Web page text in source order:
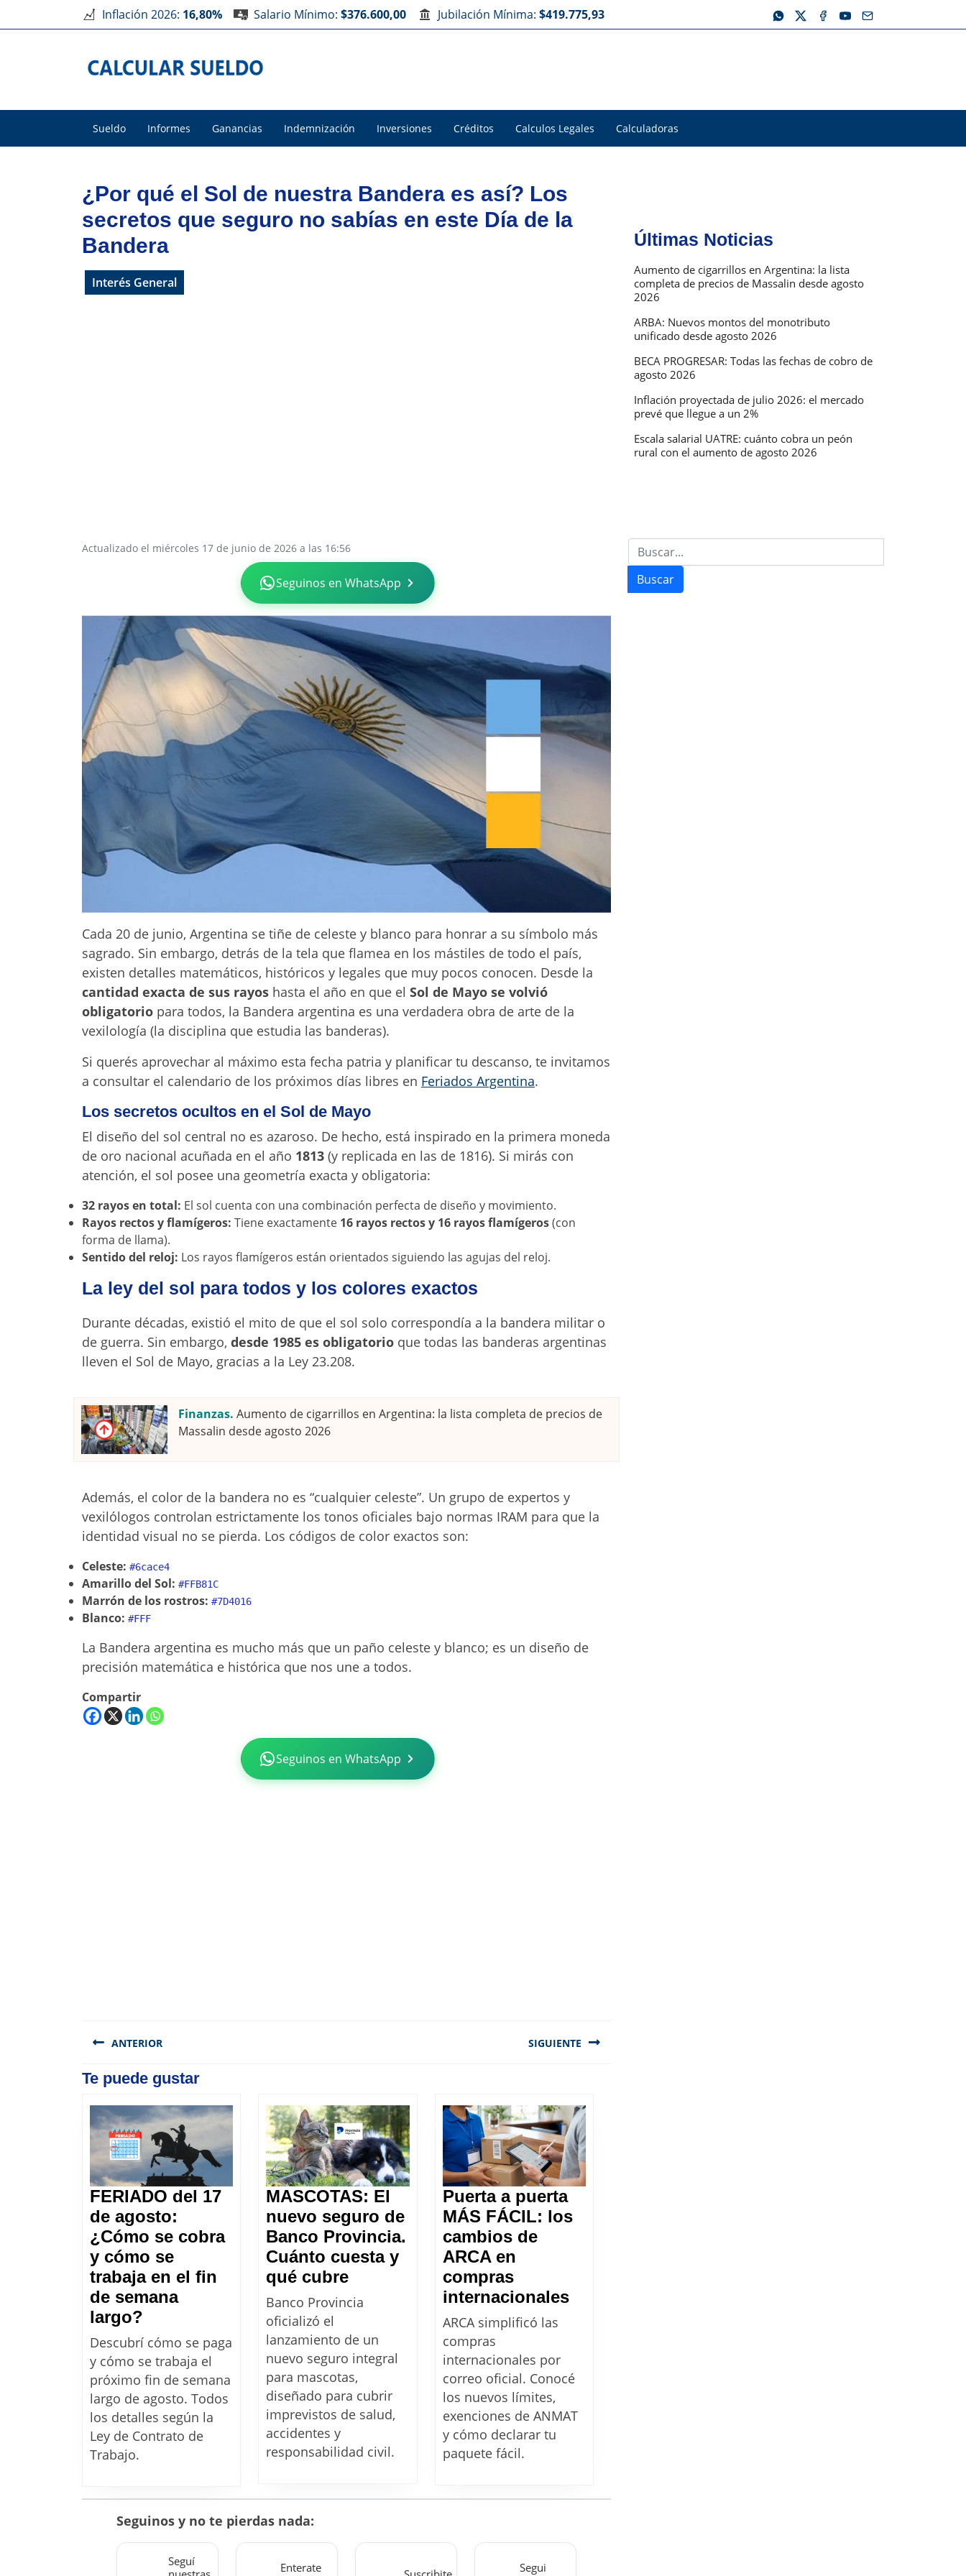
Inflación 2026: 16,80% Salario Mínimo: $376.600,00 Jubilación Mínima: $419.775,93
Sueldo Informes Ganancias Indemnización Inversiones Créditos Calculos Legales Calculadoras
¿Por qué el Sol de nuestra Bandera es así? Los
secretos que seguro no sabías en este Día de la
Bandera
Interés General
Actualizado el miércoles 17 de junio de 2026 a las 16:56
Seguinos en WhatsApp
Cada 20 de junio, Argentina se tiñe de celeste y blanco para honrar a su símbolo más
sagrado. Sin embargo, detrás de la tela que flamea en los mástiles de todo el país,
existen detalles matemáticos, históricos y legales que muy pocos conocen. Desde la
cantidad exacta de sus rayos hasta el año en que el Sol de Mayo se volvió
obligatorio para todos, la Bandera argentina es una verdadera obra de arte de la
vexilología (la disciplina que estudia las banderas).
Si querés aprovechar al máximo esta fecha patria y planificar tu descanso, te invitamos
a consultar el calendario de los próximos días libres en Feriados Argentina.
Los secretos ocultos en el Sol de Mayo
El diseño del sol central no es azaroso. De hecho, está inspirado en la primera moneda
de oro nacional acuñada en el año 1813 (y replicada en las de 1816). Si mirás con
atención, el sol posee una geometría exacta y obligatoria:
32 rayos en total: El sol cuenta con una combinación perfecta de diseño y movimiento.
Rayos rectos y flamígeros: Tiene exactamente 16 rayos rectos y 16 rayos flamígeros(con
forma de llama).
Sentido del reloj: Los rayos flamígeros están orientados siguiendo las agujas del reloj.
La ley del sol para todos y los colores exactos
Durante décadas, existió el mito de que el sol solo correspondía a la bandera militar o
de guerra. Sin embargo, desde 1985 es obligatorio que todas las banderas argentinas
lleven el Sol de Mayo, gracias a la Ley 23.208.
Finanzas. Aumento de cigarrillos en Argentina: la lista completa de precios de
Massalin desde agosto 2026
Además, el color de la bandera no es “cualquier celeste”. Un grupo de expertos y
vexilólogos controlan estrictamente los tonos oficiales bajo normas IRAM para que la
identidad visual no se pierda. Los códigos de color exactos son:
Celeste: #6cace4
Amarillo del Sol: #FFB81C
Marrón de los rostros: #7D4016
Blanco: #FFF
La Bandera argentina es mucho más que un paño celeste y blanco; es un diseño de
precisión matemática e histórica que nos une a todos.
Compartir
Seguinos en WhatsApp
de
ANTERIOR
Previous
SIGUIENTE
Te puede gustar
FERIADO del 17
de agosto:
¿Cómo se cobra
y cómo se
trabaja en el fin
de semana
largo?
del
17
de
agosto:
¿Cómo
se
cómo
se
trabaja
Descubrí cómo se paga
y cómo se trabaja el
próximo fin de semana
largo de agosto. Todos
los detalles según la
Ley de Contrato de
Trabajo.
MASCOTAS: El
nuevo seguro de
Banco Provincia.
Cuánto cuesta y
qué cubreMASCOTAS:
El
seguro
de
Banco
Provincia.
Cuánto
y
cubre
Banco Provincia
oficializó el
lanzamiento de un
nuevo seguro integral
para mascotas,
diseñado para cubrir
imprevistos de salud,
accidentes y
responsabilidad civil.
Puerta a puerta
MÁS FÁCIL: los
cambios de
ARCA en
compras
internacionalesPuerta
FÁCIL:
cambios
compras
ARCA simplificó las
compras
internacionales por
correo oficial. Conocé
los nuevos límites,
exenciones de ANMAT
y cómo declarar tu
paquete fácil.
Seguinos y no te pierdas nada:
Seguí
Enterate
Segui
Últimas Noticias
Aumento de cigarrillos en Argentina: la lista
completa de precios de Massalin desde agosto
2026
ARBA: Nuevos montos del monotributo
unificado desde agosto 2026
BECA PROGRESAR: Todas las fechas de cobro de
agosto 2026
Inflación proyectada de julio 2026: el mercado
prevé que llegue a un 2%
Escala salarial UATRE: cuánto cobra un peón
rural con el aumento de agosto 2026
Buscar